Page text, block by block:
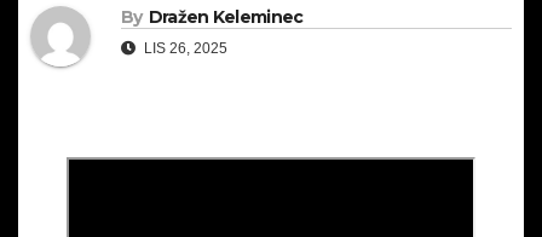
By Dražen Keleminec
LIS 26, 2025